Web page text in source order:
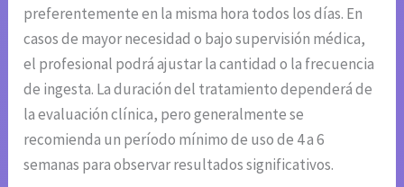
preferentemente en la misma hora todos los días. En
casos de mayor necesidad o bajo supervisión médica,
el profesional podrá ajustar la cantidad o la frecuencia
de ingesta. La duración del tratamiento dependerá de
la evaluación clínica, pero generalmente se
recomienda un período mínimo de uso de 4 a 6
semanas para observar resultados significativos.